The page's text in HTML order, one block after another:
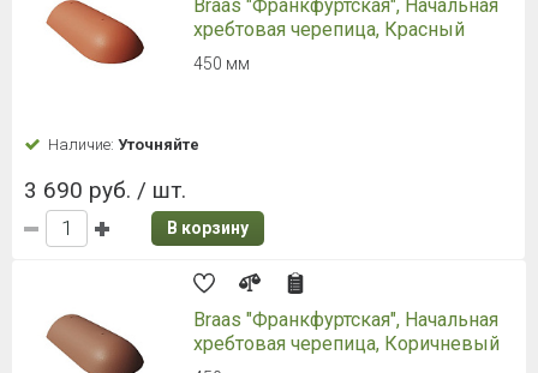
Торцевая черепица Braas
Франкфуртская, серый
Обустройство торцов конька. 2,9 кг.
Наличие: Уточняйте
1 990 руб. / шт.
В корзину
Торцевая черепица Braas
Франкфуртская, красный